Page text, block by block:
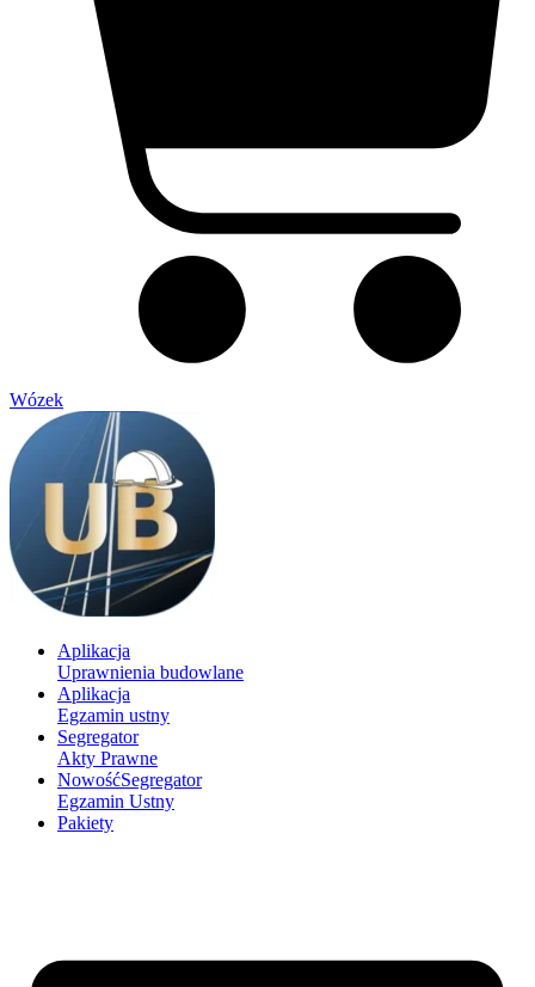
Wózek
Aplikacja
Uprawnienia budowlane
Aplikacja
Egzamin ustny
Segregator
Akty Prawne
NowośćSegregator
Egzamin Ustny
Pakiety